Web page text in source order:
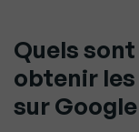
Quels
obtenir
sur Google